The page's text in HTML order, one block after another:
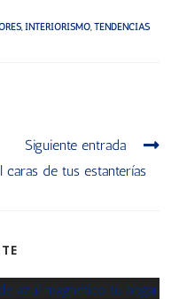
, INTERIORISMO, TENDENCIAS
Siguiente entrada
caras de tus estanterías